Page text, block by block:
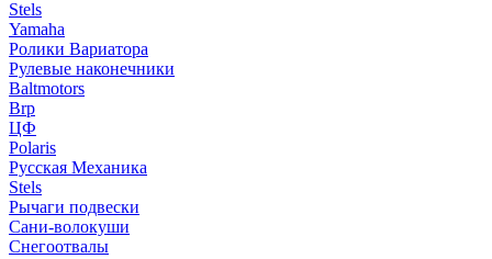
Stels
Yamaha
Ролики Вариатора
Рулевые наконечники
Baltmotors
Brp
ЦФ
Polaris
Русская Механика
Stels
Рычаги подвески
Сани-волокуши
Снегоотвалы